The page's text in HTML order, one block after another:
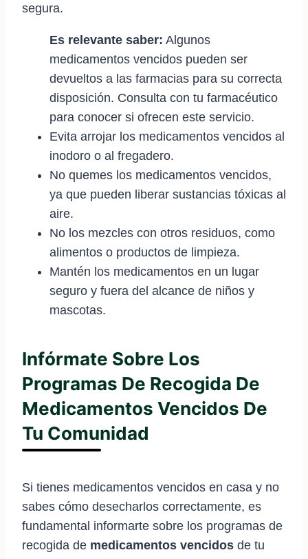
segura.
Es relevante saber: Algunos
medicamentos vencidos pueden ser
devueltos a las farmacias para su correcta
disposición. Consulta con tu farmacéutico
para conocer si ofrecen este servicio.
Evita arrojar los medicamentos vencidos al
inodoro o al fregadero.
No quemes los medicamentos vencidos,
ya que pueden liberar sustancias tóxicas al
aire.
No los mezcles con otros residuos, como
alimentos o productos de limpieza.
Mantén los medicamentos en un lugar
seguro y fuera del alcance de niños y
mascotas.
Infórmate Sobre Los
Programas De Recogida De
Medicamentos Vencidos De
Tu Comunidad
Si tienes medicamentos vencidos en casa y no
sabes cómo desecharlos correctamente, es
fundamental informarte sobre los programas de
recogida de medicamentos vencidos de tu